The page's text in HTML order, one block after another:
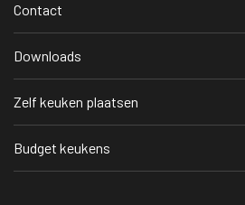
Contact
Downloads
Zelf keuken plaatsen
Budget keukens